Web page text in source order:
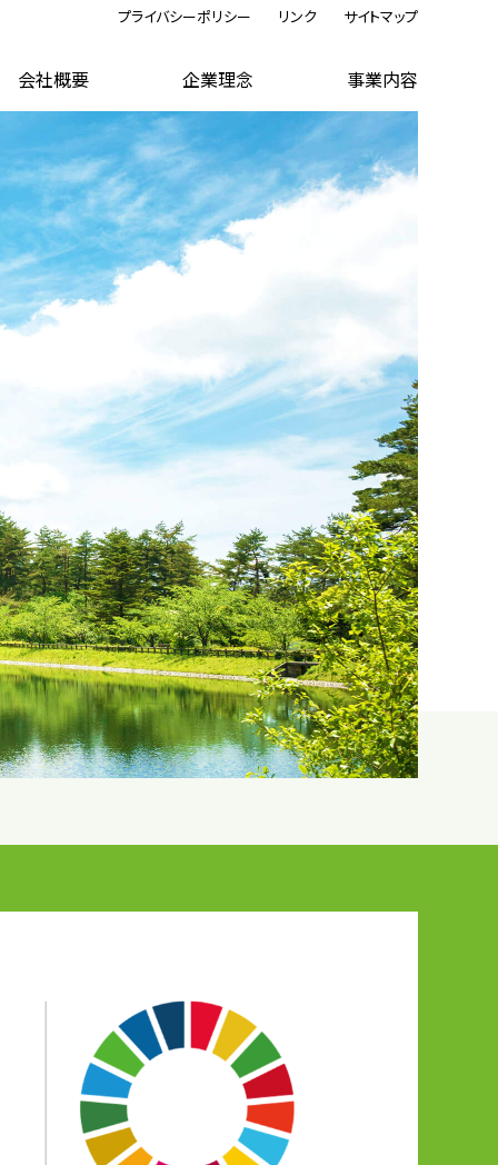
プライバシーポリシー リンク サイトマップ
会社概要 企業理念 事業内容